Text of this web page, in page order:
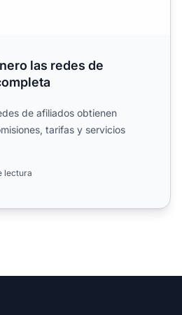
las redes de
de afiliados obtienen
tarifas y servicios
lectura